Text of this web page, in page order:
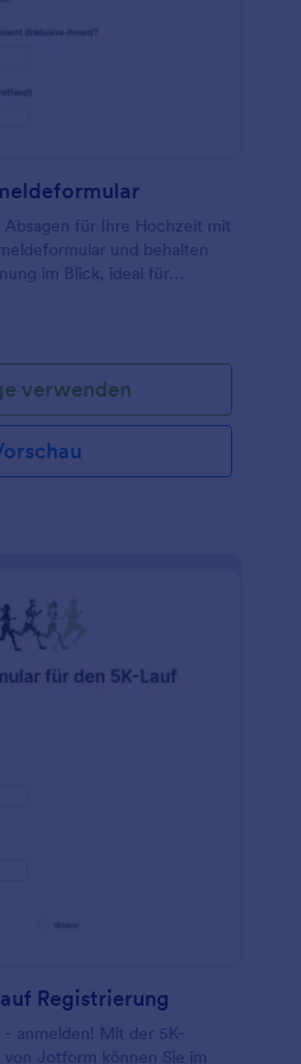
RSVPs erhalten.
Absagen für Ihre Hochzeit mit
und behalten
im Blick, ideal für
verwenden
Registrierung
anmelden! Mit der 5K-
von Jotform können Sie im